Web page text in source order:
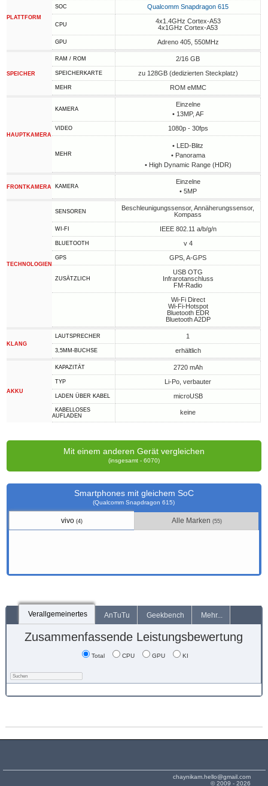
PLATTFORM
SOC Qualcomm Snapdragon 615
CPU
4x1.4GHz Cortex-A53
4x1GHz Cortex-A53
GPU Adreno 405, 550MHz
SPEICHER
RAM / ROM 2/16 GB
SPEICHERKARTE zu 128GB (dedizierten Steckplatz)
MEHR ROM eMMC
HAUPTKAMERA
KAMERA
Einzelne
• 13MP, AF
VIDEO 1080p - 30fps
MEHR
• LED-Blitz
• Panorama
• High Dynamic Range (HDR)
FRONTKAMERA KAMERA
Einzelne
• 5MP
TECHNOLOGIEN
SENSOREN
Beschleunigungssensor, Annäherungssensor,
Kompass
WI-FI IEEE 802.11 a/b/g/n
BLUETOOTH v 4
GPS GPS, A-GPS
ZUSÄTZLICH
USB OTG
Infrarotanschluss
FM-Radio
Wi-Fi Direct
Wi-Fi-Hotspot
Bluetooth EDR
Bluetooth A2DP
KLANG
LAUTSPRECHER 1
3,5MM-BUCHSE erhältlich
AKKU
KAPAZITÄT 2720 mAh
TYP Li-Po, verbauter
LADEN ÜBER KABEL microUSB
KABELLOSES
AUFLADEN
keine
Mit einem anderen Gerät vergleichen
(insgesamt - 6070)
Smartphones mit gleichem SoC
(Qualcomm Snapdragon 615)
vivo(4) Alle Marken (55)
Verallgemeinertes AnTuTu Geekbench Mehr...
Zusammenfassende Leistungsbewertung
Total CPU GPU KI
chaynikam.hello@gmail.com
© 2009 - 2026